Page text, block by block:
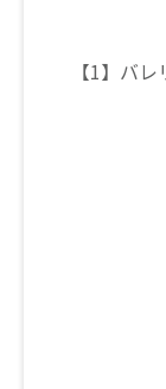
【1】バ